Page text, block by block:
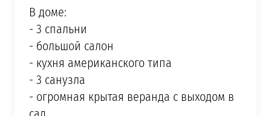
В доме:
- 3 спальни
- большой салон
- кухня американского типа
- 3 санузла
- огромная крытая веранда с выходом в